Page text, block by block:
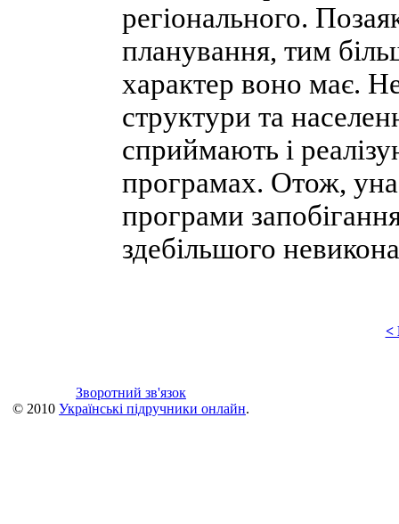
регіонального.
планування, тим
характер воно має.
структури та
сприймають і
програмах. Отож,
програми
здебільшого
<
Зворотний зв'язок
© 2010 Українські підручники онлайн.